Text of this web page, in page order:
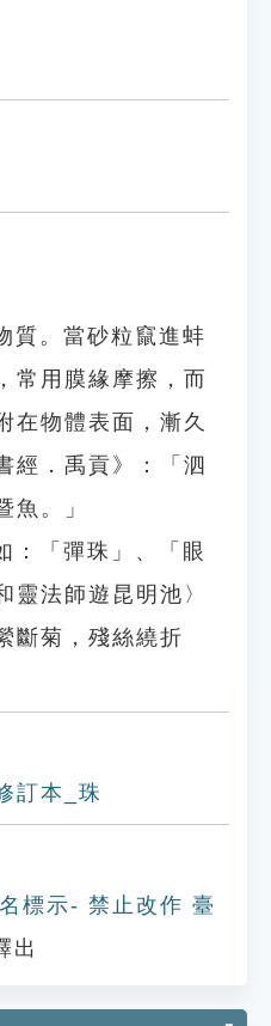
質。當砂粒竄進蚌
常用膜緣摩擦，而
在物體表面，漸久
經．禹貢》：「泗
魚。」
：「彈珠」、「眼
靈法師遊昆明池〉
斷菊，殘絲繞折
訂本_珠
標示- 禁止改作 臺
出